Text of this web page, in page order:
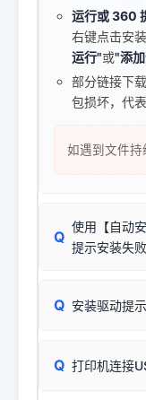
运行或 360
右键点击安
运行"或"添
部分链接下
包损坏，代
如遇到文件持
Q
使用【自动
提示安装失败
由于本站驱动
Q 安装驱动提
往往会弹出此类
Q 打印机连接